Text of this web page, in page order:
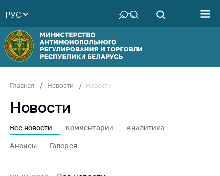
Руководство
Структура
Министерства
Территориальные
Законодательство
Антикоррупционная
деятельность
РУС
Главная Новости Новости
Новости
Все новости Комментарии Аналитика
Анонсы Галерея